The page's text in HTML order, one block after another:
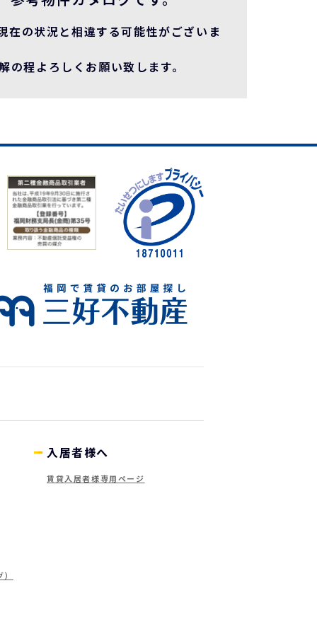
在の状況と相違する可能性がございま
程よろしくお願い致します。
入居者様へ
賃貸入居者様専用ページ